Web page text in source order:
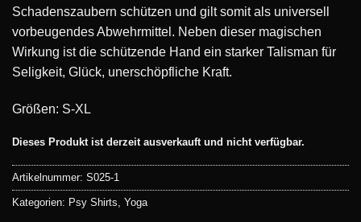
Schadenszaubern schützen und gilt somit als universell
vorbeugendes Abwehrmittel. Neben dieser magischen
Wirkung ist die schützende Hand ein starker Talisman für
Seligkeit, Glück, unerschöpfliche Kraft.
Größen: S-XL
Dieses Produkt ist derzeit ausverkauft und nicht verfügbar.
Artikelnummer: S025-1
Kategorien: Psy Shirts, Yoga